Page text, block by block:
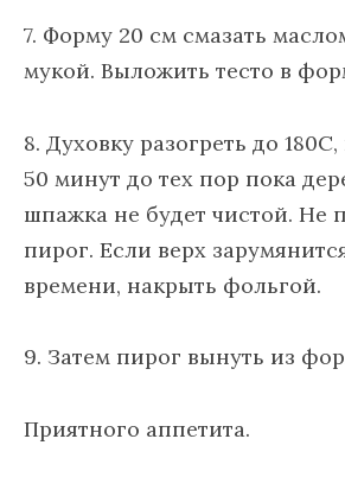
7. Форму 20 см смазать
мукой. Выложить тесто в
8. Духовку разогреть до
50 минут до тех пор пока
шпажка не будет чистой. Не
пирог. Если верх
времени, накрыть фольгой.
9. Затем пирог вынуть из
Приятного аппетита.